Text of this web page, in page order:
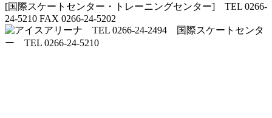
[国際スケートセンター・トレーニングセンター] TEL 0266-
24-5210 FAX 0266-24-5202